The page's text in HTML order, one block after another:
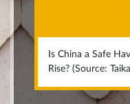
Is China a Safe
Rise? (Source: